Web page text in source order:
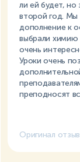
ли ей будет,
второй год. Мы
дополнение к
выбрали химию
очень
Уроки очень
преподносят
Оригинал